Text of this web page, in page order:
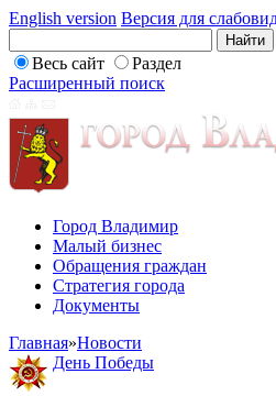
English version Версия для
Весь сайт
Раздел
Расширенный поиск
Город Владимир
Малый бизнес
Обращения граждан
Стратегия города
Документы
Главная»Новости
День Победы